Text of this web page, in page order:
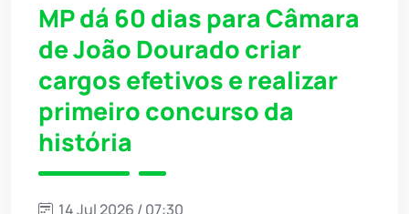
MP dá 60 dias para Câmara
de João Dourado criar
cargos efetivos e realizar
primeiro concurso da
história
14 Jul 2026 / 07:30